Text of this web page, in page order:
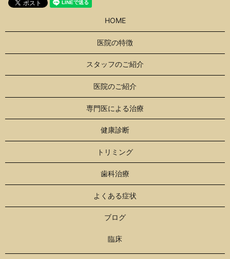
HOME
医院の特徴
スタッフのご紹介
医院のご紹介
専門医による治療
健康診断
トリミング
歯科治療
よくある症状
ブログ
臨床